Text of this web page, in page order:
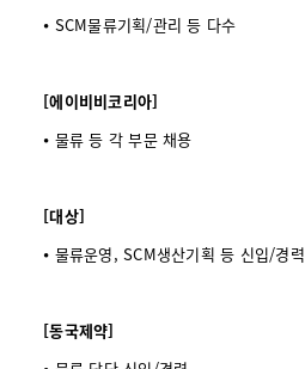
⦁ SCM물류기획/관리 등 다수
[에이비비코리아]
⦁ 물류 등 각 부문 채용
[대상]
⦁ 물류운영, SCM생산기획 등 신입/경력
[동국제약]